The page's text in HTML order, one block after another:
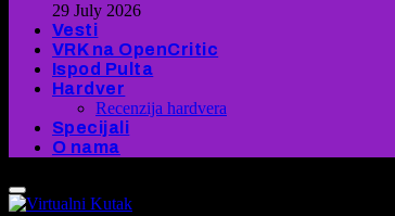
29 July 2026
Vesti
VRK na OpenCritic
Ispod Pulta
Hardver
Recenzija hardvera
Specijali
O nama